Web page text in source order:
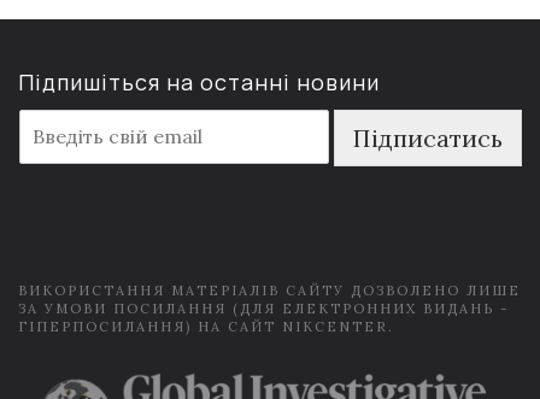
Підпишіться на останні новини
m
a
Підписатись
ВИКОРИСТАННЯ МАТЕРІАЛІВ САЙТУ ДОЗВОЛЕНО ЛИШЕ
ЗА УМОВИ ПОСИЛАННЯ (ДЛЯ ЕЛЕКТРОННИХ ВИДАНЬ -
ГІПЕРПОСИЛАННЯ) НА САЙТ NIKCENTER.